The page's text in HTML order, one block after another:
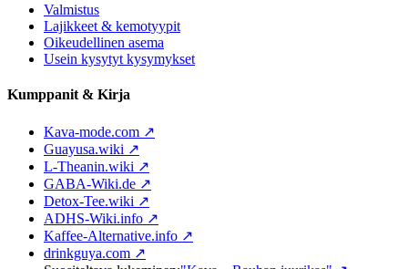
Valmistus
Lajikkeet & kemotyypit
Oikeudellinen asema
Usein kysytyt kysymykset
Kumppanit & Kirja
Kava-mode.com ↗
Guayusa.wiki ↗
L-Theanin.wiki ↗
GABA-Wiki.de ↗
Detox-Tee.wiki ↗
ADHS-Wiki.info ↗
Kaffee-Alternative.info ↗
drinkguya.com ↗